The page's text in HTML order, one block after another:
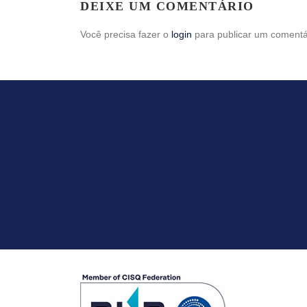
DEIXE UM COMENTÁRIO
Você precisa fazer o login para publicar um